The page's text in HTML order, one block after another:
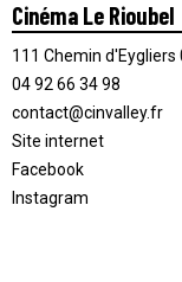
Cinéma Le Rioubel
111 Chemin d'Eygliers
04 92 66 34 98
contact@cinvalley.fr
Site internet
Facebook
Instagram